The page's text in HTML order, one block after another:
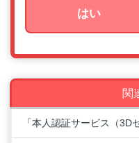
はい
関
「本人認証サービス（3D